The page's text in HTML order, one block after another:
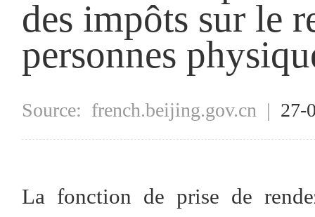
des impôts sur le
personnes
Source: french.beijing.gov.cn | 27-
La fonction de prise de